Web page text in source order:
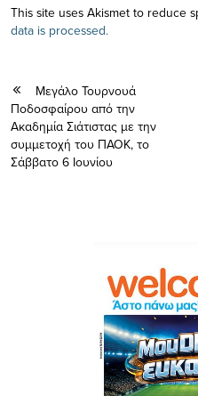
This site uses Akismet to reduce
data is processed.
Μεγάλο Τουρνουά
Ποδοσφαίρου από την
Ακαδημία Σιάτιστας με την
συμμετοχή του ΠΑΟΚ, το
Σάββατο 6 Ιουνίου